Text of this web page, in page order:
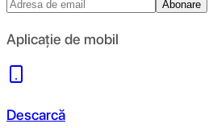
Abonare
Aplicație de mobil
Descarcă